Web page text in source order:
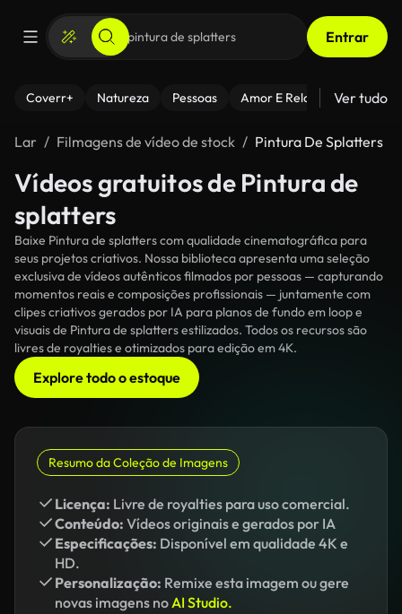
Entrar
Coverr+ Natureza Pessoas Amor E Relacionamentos
Ver tudo
Lar Filmagens de vídeo de stock Pintura De Splatters
Vídeos gratuitos de Pintura de
splatters
Baixe Pintura de splatters com qualidade cinematográfica para
seus projetos criativos. Nossa biblioteca apresenta uma seleção
exclusiva de vídeos autênticos filmados por pessoas — capturando
momentos reais e composições profissionais — juntamente com
clipes criativos gerados por IA para planos de fundo em loop e
visuais de Pintura de splatters estilizados. Todos os recursos são
livres de royalties e otimizados para edição em 4K.
Explore todo o estoque
Resumo da Coleção de Imagens
Licença: Livre de royalties para uso comercial.
Conteúdo: Vídeos originais e gerados por IA
Especificações: Disponível em qualidade 4K e
HD.
Personalização: Remixe esta imagem ou gere
novas imagens noAI Studio.